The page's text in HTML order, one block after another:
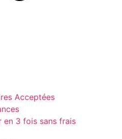
Acceptées
en 3 fois sans frais